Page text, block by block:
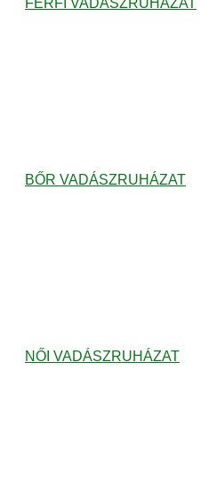
FÉRFI VADÁSZRUHÁZAT
BŐR VADÁSZRUHÁZAT
NŐI VADÁSZRUHÁZAT